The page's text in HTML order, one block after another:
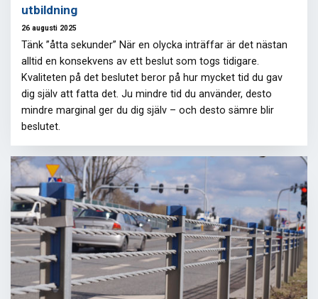
utbildning
26 augusti 2025
Tänk ”åtta sekunder” När en olycka inträffar är det nästan
alltid en konsekvens av ett beslut som togs tidigare.
Kvaliteten på det beslutet beror på hur mycket tid du gav
dig själv att fatta det. Ju mindre tid du använder, desto
mindre marginal ger du dig själv – och desto sämre blir
beslutet.